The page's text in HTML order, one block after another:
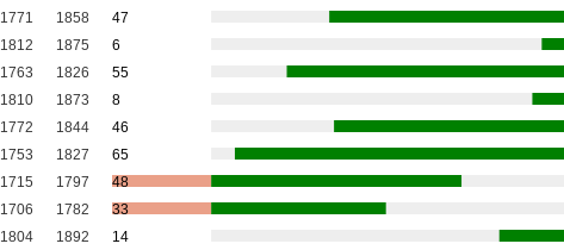
1771 1858
47
1812 1875
6
1763 1826
55
1810 1873
8
1772 1844
46
1753 1827
65
1715 1797
48
1706 1782
33
1804 1892
14